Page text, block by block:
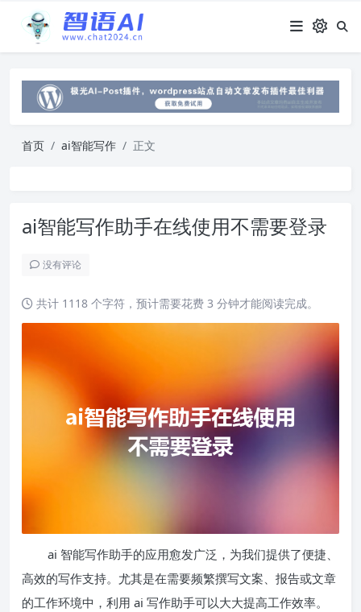
首页 ai智能写作 正文
ai智能写作助手在线使用不需要登录
没有评论
共计 1118 个字符，预计需要花费 3 分钟才能阅读完成。
ai 智能写作助手的应用愈发广泛，为我们提供了便捷、
高效的写作支持。尤其是在需要频繁撰写文案、报告或文章
的工作环境中，利用 ai 写作助手可以大大提高工作效率。